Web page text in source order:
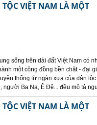
VIỆT NAM LÀ MỘT
sống trên dải đất Việt Nam có
một cộng đồng bền chặt - đại
thống từ ngàn xưa của dân
Ba Na, Ê Đê... đều mô tả
VIỆT NAM LÀ MỘT